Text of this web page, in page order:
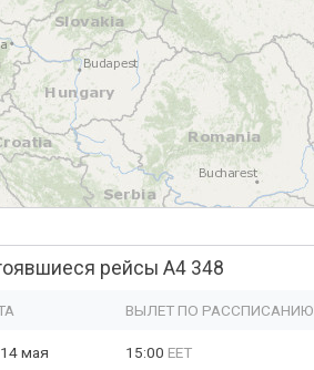
рейсы A4 348
ВЫЛЕТ ПО РАССПИСАНИЮ
мая 15:00 EET